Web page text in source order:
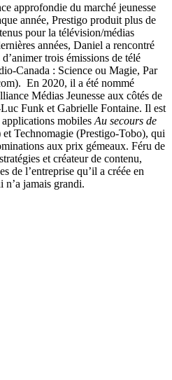
approfondie du marché jeunesse
année, Prestigo produit plus de
pour la télévision/médias
années, Daniel a rencontré
trois émissions de télé
Canada : Science ou Magie, Par
En 2020, il a été nommé
Médias Jeunesse aux côtés de
Funk et Gabrielle Fontaine. Il est
mobiles Au secours de
Technomagie (Prestigo-Tobo), qui
aux prix gémeaux. Féru de
et créateur de contenu,
de l’entreprise qu’il a créée en
n’a jamais grandi.